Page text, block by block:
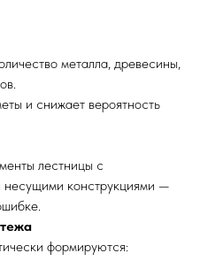
металла, древесины,
и снижает вероятность
лестницы с
конструкциями —
формируются: